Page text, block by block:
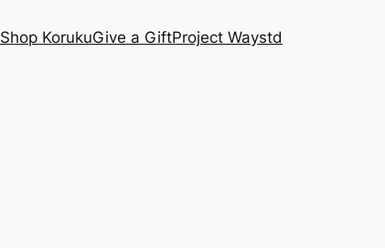
Shop KorukuGive a GiftProject Waystd